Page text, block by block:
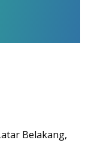
Belakang,